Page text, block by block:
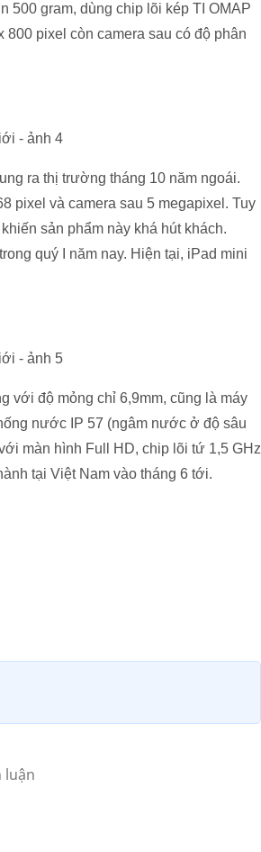
500 gram, dùng chip lõi kép TI OMAP
800 pixel còn camera sau có độ phân
ra thị trường tháng 10 năm ngoái.
pixel và camera sau 5 megapixel. Tuy
sản phẩm này khá hút khách.
quý I năm nay. Hiện tại, iPad mini
với độ mỏng chỉ 6,9mm, cũng là máy
nước IP 57 (ngâm nước ở độ sâu
màn hình Full HD, chip lõi tứ 1,5 GHz
tại Việt Nam vào tháng 6 tới.